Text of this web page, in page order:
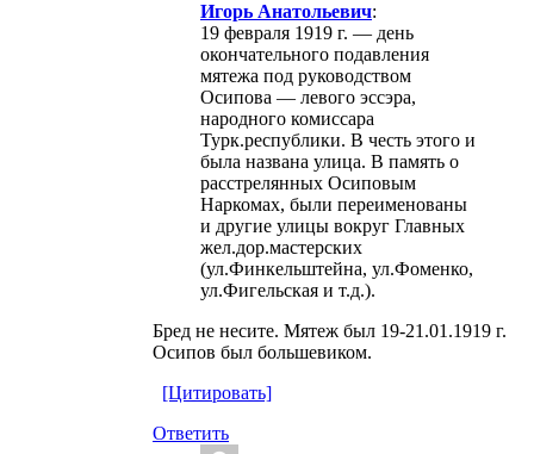
Игорь Анатольевич:
19 февраля 1919 г. — день
окончательного подавления
мятежа под руководством
Осипова — левого эссэра,
народного комиссара
Турк.республики. В честь этого и
была названа улица. В память о
расстрелянных Осиповым
Наркомах, были переименованы
и другие улицы вокруг Главных
жел.дор.мастерских
(ул.Финкельштейна, ул.Фоменко,
ул.Фигельская и т.д.).
Бред не несите. Мятеж был 19-21.01.1919 г.
Осипов был большевиком.
[Цитировать]
Ответить